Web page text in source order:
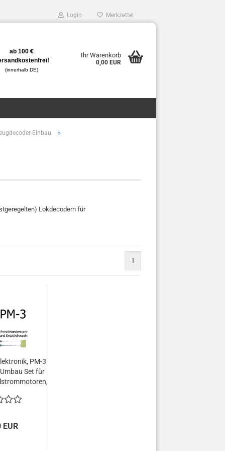
Login Merkzettel
ab 100 €
(innerhalb DE)
Ihr Warenkorb
0,00 EUR
Einbau »
Lokdecodern für
1
PM-3
Set für
EUR